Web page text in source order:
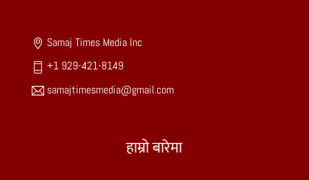
Samaj Times Media Inc
+1 929-421-8149
samajtimesmedia@gmail.com
हाम्रो बारेमा